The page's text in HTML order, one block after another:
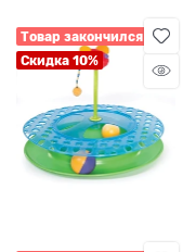
Товар закончился
Скидка 10%